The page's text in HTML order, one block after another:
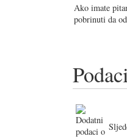
Ako imate
pobrinuti da